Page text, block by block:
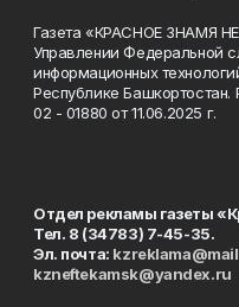
Газета «КРАСНОЕ ЗНАМЯ
Управлении Федеральной
информационных
Республике
02 - 01880 от 11.06.2025 г.
Отдел рекламы газеты
Тел. 8 (34783) 7-45-35.
Эл. почта:
kzneftekamsk@yandex.ru